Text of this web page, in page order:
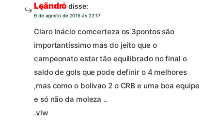
Lęãndrō disse:
9 de agosto de 2015 às 22:17
Claro Inácio comcerteza os 3pontos são
importantíssimo mas do jeito que o
campeonato estar tão equilibrado no final o
saldo de gols que pode definir o 4 melhores
,mas como o bolivao 2 o CRB e uma boa equipe
e só não da moleza ..
.vlw